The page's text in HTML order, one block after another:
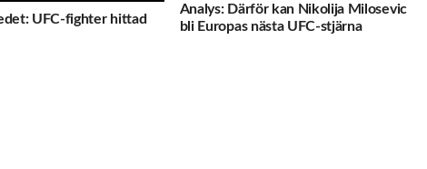
UFC-fighter hittad
Analys: Därför kan Nikolija Milosevic
bli Europas nästa UFC-stjärna